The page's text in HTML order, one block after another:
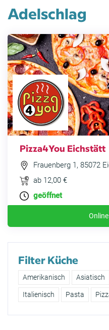
Adelschlag
Pizza4You Eichstätt
Frauenberg 1, 85072
ab 12,00 €
geöffnet
Filter Küche
Amerikanisch Asiatisch
Italienisch Pasta